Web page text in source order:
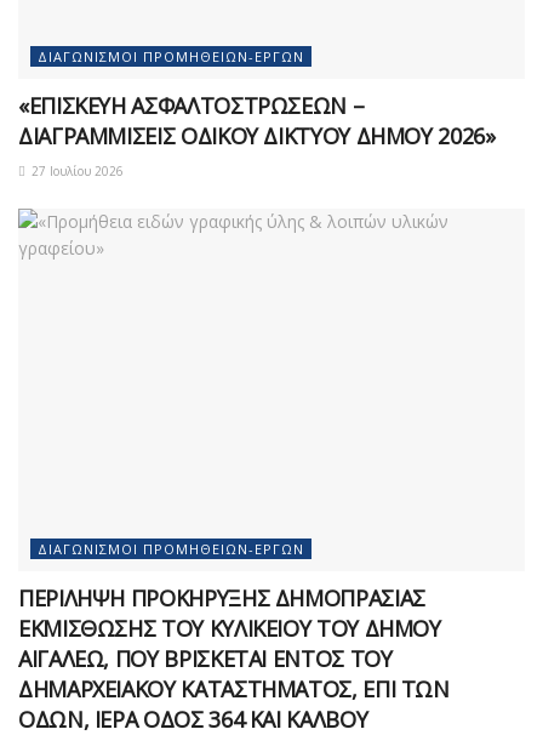
ΔΙΑΓΩΝΙΣΜΟΊ ΠΡΟΜΗΘΕΙΏΝ-ΈΡΓΩΝ
«ΕΠΙΣΚΕΥΗ ΑΣΦΑΛΤΟΣΤΡΩΣΕΩΝ –
ΔΙΑΓΡΑΜΜΙΣΕΙΣ ΟΔΙΚΟΥ ΔΙΚΤΥΟΥ ΔΗΜΟΥ 2026»
27 Ιουλίου 2026
ΔΙΑΓΩΝΙΣΜΟΊ ΠΡΟΜΗΘΕΙΏΝ-ΈΡΓΩΝ
ΠΕΡΙΛΗΨΗ ΠΡΟΚΗΡΥΞΗΣ ΔΗΜΟΠΡΑΣΙΑΣ
ΕΚΜΙΣΘΩΣΗΣ ΤΟΥ ΚΥΛΙΚΕΙΟΥ ΤΟΥ ΔΗΜΟΥ
ΑΙΓΑΛΕΩ, ΠΟΥ ΒΡΙΣΚΕΤΑΙ ΕΝΤΟΣ ΤΟΥ
ΔΗΜΑΡΧEΙΑΚΟΥ ΚΑΤΑΣΤΗΜΑΤΟΣ, ΕΠΙ ΤΩΝ
ΟΔΩΝ, ΙΕΡΑ ΟΔΟΣ 364 ΚΑΙ ΚΑΛΒΟΥ